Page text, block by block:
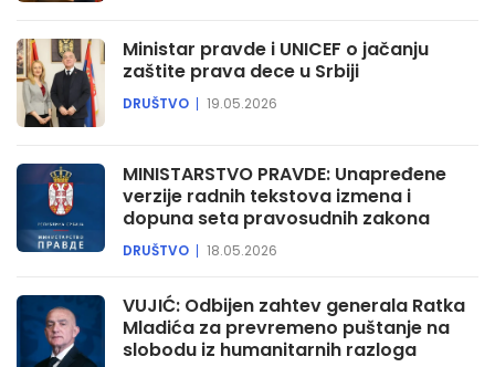
Ministar pravde i UNICEF o jačanju
zaštite prava dece u Srbiji
DRUŠTVO 19.05.2026
MINISTARSTVO PRAVDE: Unapređene
verzije radnih tekstova izmena i
dopuna seta pravosudnih zakona
DRUŠTVO 18.05.2026
VUJIĆ: Odbijen zahtev generala Ratka
Mladića za prevremeno puštanje na
slobodu iz humanitarnih razloga